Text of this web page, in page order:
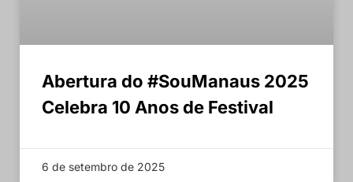
Abertura do #SouManaus 2025
Celebra 10 Anos de Festival
6 de setembro de 2025